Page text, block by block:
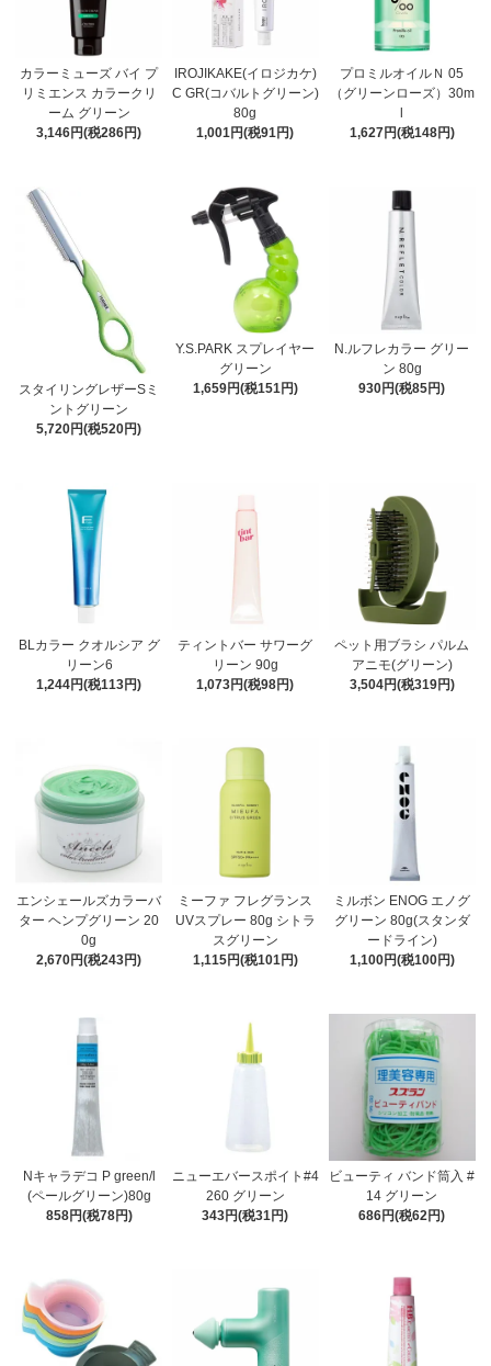
カラーミューズ バイ プ
リミエンス カラークリ
ーム グリーン
3,146円(税286円)
IROJIKAKE(イロジカケ)
C GR(コバルトグリーン)
80g
1,001円(税91円)
プロミルオイルＮ 05
（グリーンローズ）30m
1,627円(税148円)
スタイリングレザーSミ
ントグリーン
5,720円(税520円)
Y.S.PARK スプレイヤー
グリーン
1,659円(税151円)
N.ルフレカラー グリー
ン 80g
930円(税85円)
BLカラー クオルシア グ
リーン6
1,244円(税113円)
ティントバー サワーグ
リーン 90g
1,073円(税98円)
ペット用ブラシ パルム
アニモ(グリーン)
3,504円(税319円)
エンシェールズカラーバ
ター ヘンプグリーン 20
0g
2,670円(税243円)
ミーファ フレグランス
UVスプレー 80g シトラ
スグリーン
1,115円(税101円)
ミルボン ENOG エノグ
グリーン 80g(スタンダ
ードライン)
1,100円(税100円)
Nキャラデコ P green/l
(ペールグリーン)80g
858円(税78円)
ニューエバースポイト#4
260 グリーン
343円(税31円)
ビューティ バンド筒入 #
14 グリーン
686円(税62円)